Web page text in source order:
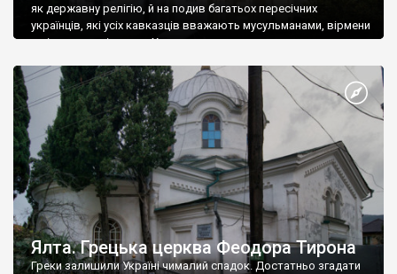
як державну релігію, й на подив багатьох пересічних
українців, які усіх кавказців вважають мусульманами, вірмени
є відданими вірянами Христа
Ялта. Грецька церква Феодора Тирона
Греки залишили Україні чималий спадок. Достатньо згадати